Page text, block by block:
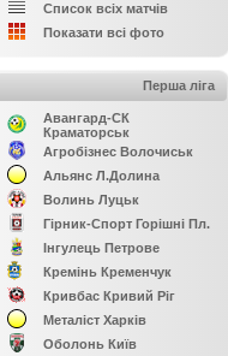
Список всіх матчів
Показати всі фото
Перша ліга
Авангард-СК
Краматорськ
Агробізнес Волочиськ
Альянс Л.Долина
Волинь Луцьк
Гірник-Спорт Горішні Пл.
Інгулець Петрове
Кремінь Кременчук
Кривбас Кривий Ріг
Металіст Харків
Оболонь Київ